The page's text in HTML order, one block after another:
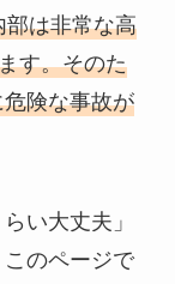
部は非常な高
す。そのた
険な事故が
い大丈夫」
のページで